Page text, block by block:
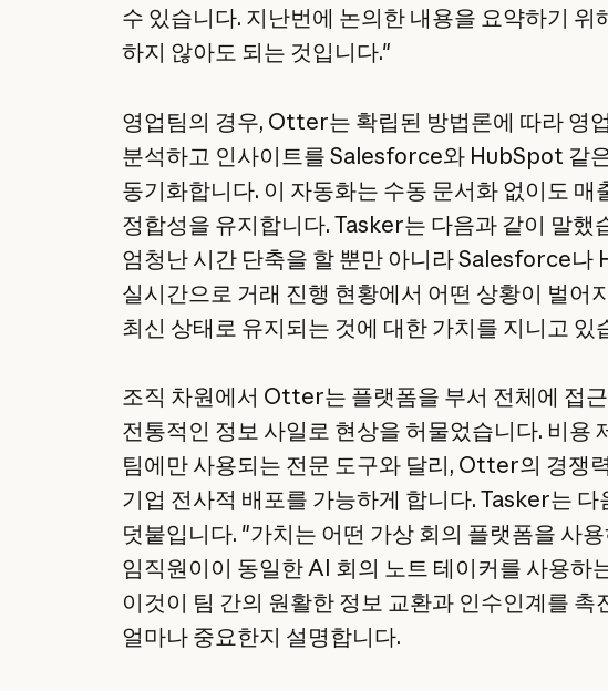
수 있습니다. 지난번에 논의한 내용을 요약하기 위
하지 않아도 되는 것입니다."
영업팀의 경우, Otter는 확립된 방법론에 따라 영
분석하고 인사이트를 Salesforce와 HubSpot 같
동기화합니다. 이 자동화는 수동 문서화 없이도 매
정합성을 유지합니다. Tasker는 다음과 같이 말했
엄청난 시간 단축을 할 뿐만 아니라 Salesforce나
실시간으로 거래 진행 현황에서 어떤 상황이 벌어
최신 상태로 유지되는 것에 대한 가치를 지니고 있
조직 차원에서 Otter는 플랫폼을 부서 전체에 접
전통적인 정보 사일로 현상을 허물었습니다. 비용
팀에만 사용되는 전문 도구와 달리, Otter의 경쟁
기업 전사적 배포를 가능하게 합니다. Tasker는 다
덧붙입니다. "가치는 어떤 가상 회의 플랫폼을 사
임직원이이 동일한 AI 회의 노트 테이커를 사용하
이것이 팀 간의 원활한 정보 교환과 인수인계를 촉
얼마나 중요한지 설명합니다.